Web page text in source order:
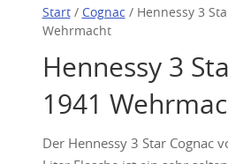
Start/ Cognac / Hennessy 3
Wehrmacht
Hennessy 3
1941
Der Hennessy 3 Star Cognac